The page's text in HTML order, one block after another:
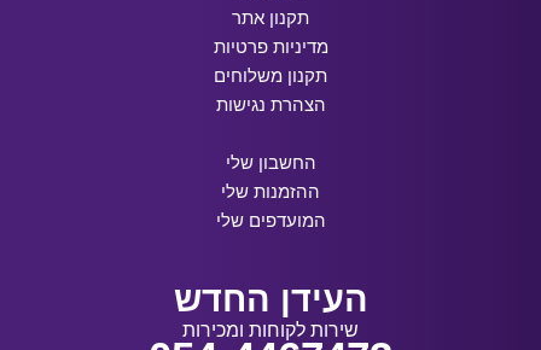
תקנון אתר
מדיניות פרטיות
תקנון משלוחים
הצהרת נגישות
החשבון שלי
ההזמנות שלי
המועדפים שלי
העידן החדש
שירות לקוחות ומכירות